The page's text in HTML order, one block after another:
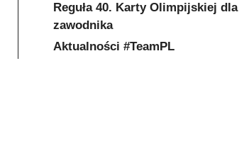
Reguła 40. Karty Olimpijskiej dla
zawodnika
Aktualności #TeamPL